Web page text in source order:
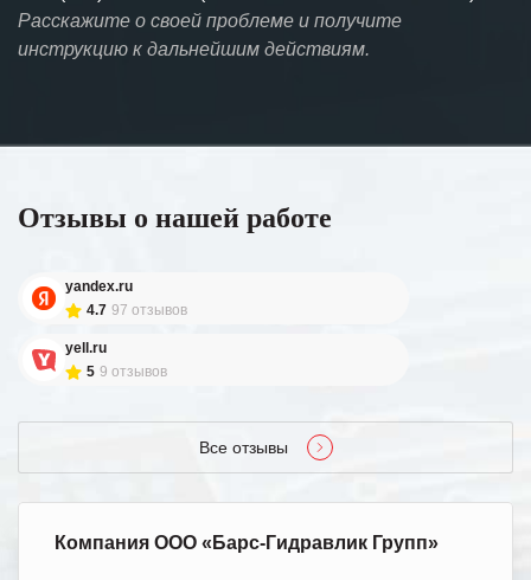
Расскажите о своей проблеме и получите
инструкцию к дальнейшим действиям.
Отзывы о нашей работе
yandex.ru
4.7 97 отзывов
yell.ru
5 9 отзывов
Все отзывы
Компания ООО «Барс-Гидравлик Групп»